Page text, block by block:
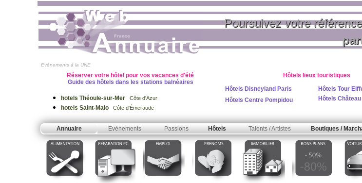
Poursuivez votre
Evènements à la UNE
Réserver votre hôtel pour vos vacances d'été
Guide des hôtels dans les stations balnéaires
hotels Théoule-sur-Mer Côte d'Azur
hotels Saint-Malo Côte d'Émeraude
Hôtels lieux touristiques
Hôtels Disneyland Paris
Hôtels Tour
Hôtels Centre Pompidou
Hôtels
Annuaire Evènements Passions Hôtels Talents / Artistes Boutiques /